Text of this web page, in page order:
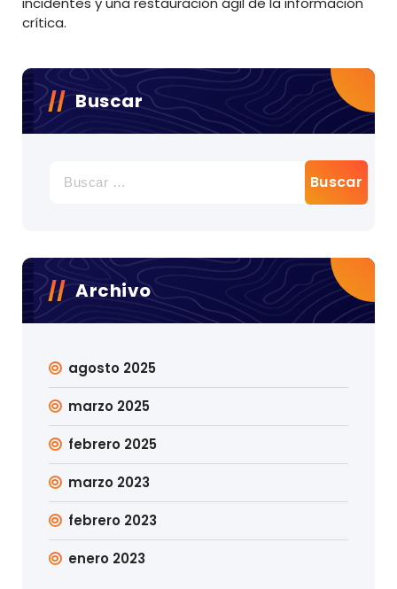
crítica.
Buscar
Archivo
agosto 2025
marzo 2025
febrero 2025
marzo 2023
febrero 2023
enero 2023